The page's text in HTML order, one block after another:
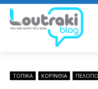
ΤΟΠΙΚΑ ΚΟΡΙΝΘΊΑ